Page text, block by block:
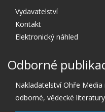
Vydavatelství
Kontakt
Elektronický náhled
Odborné
Nakladatelství Ohře
odborné, vědecké